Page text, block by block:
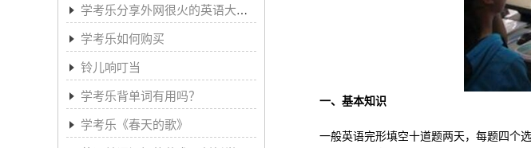
学考乐分享外网很火的英语大神A.J.HOGE
学考乐如何购买
铃儿响叮当
学考乐背单词有用吗？
学考乐《春天的歌》
一、基本知识
一般英语完形填空十道题两天，每题四个选